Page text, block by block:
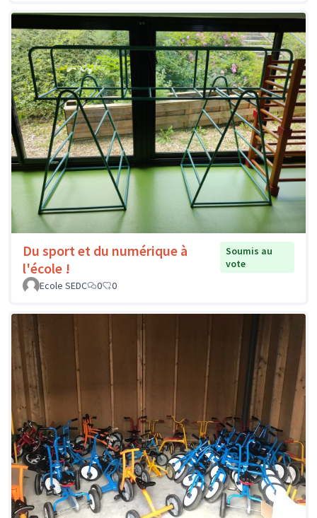
Du sport et du numérique à
l'école !
Soumis au
vote
Ecole SEDC
0 0